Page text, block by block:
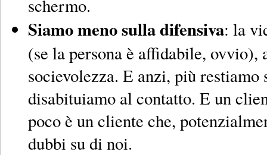
schermo.
Siamo meno sulla difensiva: la
(se la persona è affidabile, ovvio),
socievolezza. E anzi, più restiamo
disabituiamo al contatto. E un
poco è un cliente che,
dubbi su di noi.